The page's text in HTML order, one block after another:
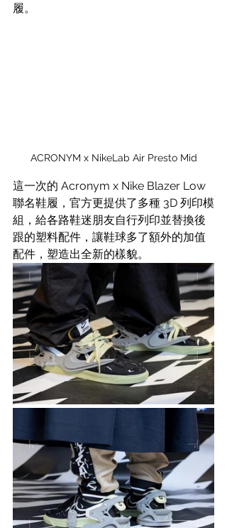
履。
ACRONYM x NikeLab Air Presto Mid
這一次的 Acronym x Nike Blazer Low
聯名鞋履，官方更提供了多種 3D 列印模
組，給各路鞋迷朋友自行列印並替換後
跟的塑料配件，讓鞋球多了額外的加值
配件，塑造出全新的樣貌。